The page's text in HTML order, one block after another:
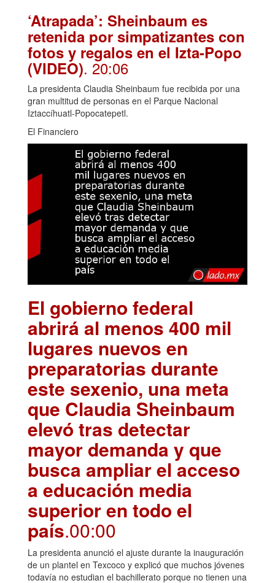
‘Atrapada’: Sheinbaum es
retenida por simpatizantes con
fotos y regalos en el Izta-Popo
(VIDEO). 20:06
La presidenta Claudia Sheinbaum fue recibida por una
gran multitud de personas en el Parque Nacional
Iztaccíhuatl-Popocatepetl.
El Financiero
El gobierno federal
abrirá al menos 400 mil
lugares nuevos en
preparatorias durante
este sexenio, una meta
que Claudia Sheinbaum
elevó tras detectar
mayor demanda y que
busca ampliar el acceso
a educación media
superior en todo el
país.00:00
La presidenta anunció el ajuste durante la inauguración
de un plantel en Texcoco y explicó que muchos jóvenes
todavía no estudian el bachillerato porque no tienen una